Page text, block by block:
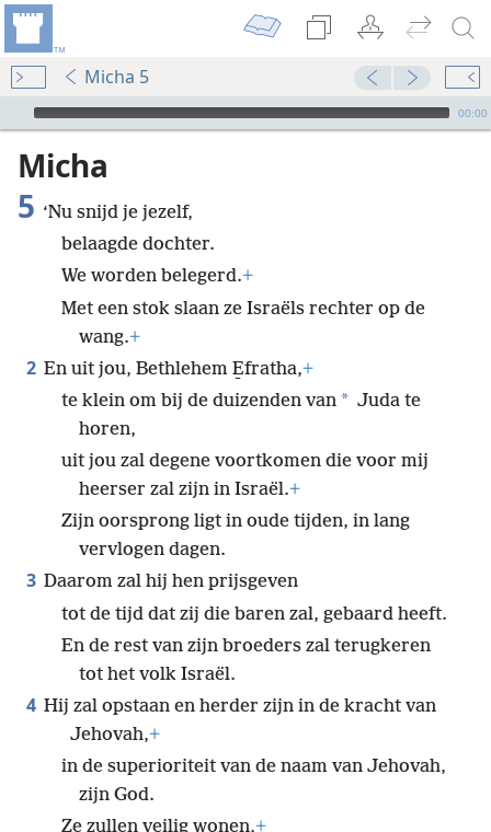
Micha 5
Audio Player
00:00
Micha
5 ‘Nu snijd je jezelf,
belaagde dochter.
We worden belegerd.+
Met een stok slaan ze Israëls rechter op de
wang.+
2 En uit jou, Bethlehem E̱fratha,+
te klein om bij de duizenden van * Juda te
horen,
uit jou zal degene voortkomen die voor mij
heerser zal zijn in Israël.+
Zijn oorsprong ligt in oude tijden, in lang
vervlogen dagen.
3 Daarom zal hij hen prijsgeven
tot de tijd dat zij die baren zal, gebaard heeft.
En de rest van zijn broeders zal terugkeren
tot het volk Israël.
4 Hij zal opstaan en herder zijn in de kracht van
Jehovah,+
in de superioriteit van de naam van Jehovah,
zijn God.
Ze zullen veilig wonen,+